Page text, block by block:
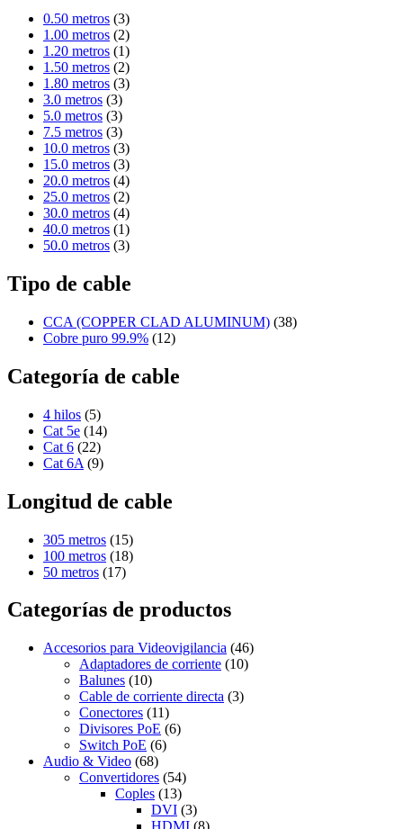
0.50 metros (3)
1.00 metros (2)
1.20 metros (1)
1.50 metros (2)
1.80 metros (3)
3.0 metros (3)
5.0 metros (3)
7.5 metros (3)
10.0 metros (3)
15.0 metros (3)
20.0 metros (4)
25.0 metros (2)
30.0 metros (4)
40.0 metros (1)
50.0 metros (3)
Tipo de cable
CCA (COPPER CLAD ALUMINUM) (38)
Cobre puro 99.9% (12)
Categoría de cable
4 hilos (5)
Cat 5e (14)
Cat 6 (22)
Cat 6A (9)
Longitud de cable
305 metros (15)
100 metros (18)
50 metros (17)
Categorías de productos
Accesorios para Videovigilancia (46)
Adaptadores de corriente (10)
Balunes (10)
Cable de corriente directa (3)
Conectores (11)
Divisores PoE (6)
Switch PoE (6)
Audio & Video (68)
Convertidores (54)
Coples (13)
DVI (3)